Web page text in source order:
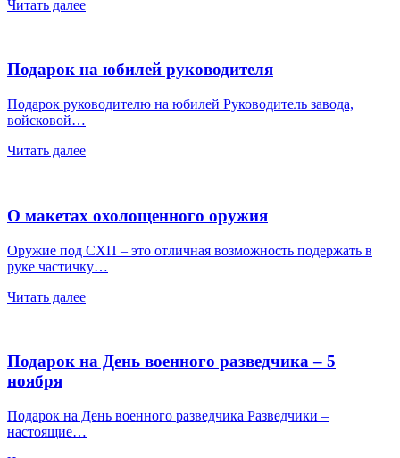
Читать далее
Подарок на юбилей руководителя
Подарок руководителю на юбилей Руководитель завода,
войсковой…
Читать далее
О макетах охолощенного оружия
Оружие под СХП – это отличная возможность подержать в
руке частичку…
Читать далее
Подарок на День военного разведчика – 5
ноября
Подарок на День военного разведчика Разведчики –
настоящие…